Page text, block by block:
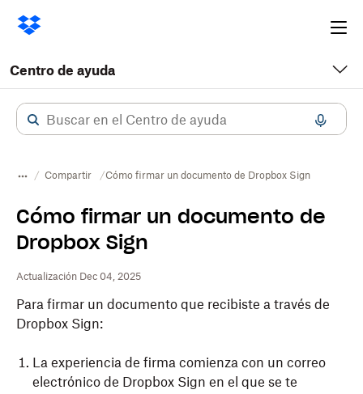
Centro de ayuda
Compartir Cómo firmar un documento de Dropbox Sign
Cómo firmar un documento de
Dropbox Sign
Actualización Dec 04, 2025
Para firmar un documento que recibiste a través de
Dropbox Sign:
La experiencia de firma comienza con un correo
electrónico de Dropbox Sign en el que se te